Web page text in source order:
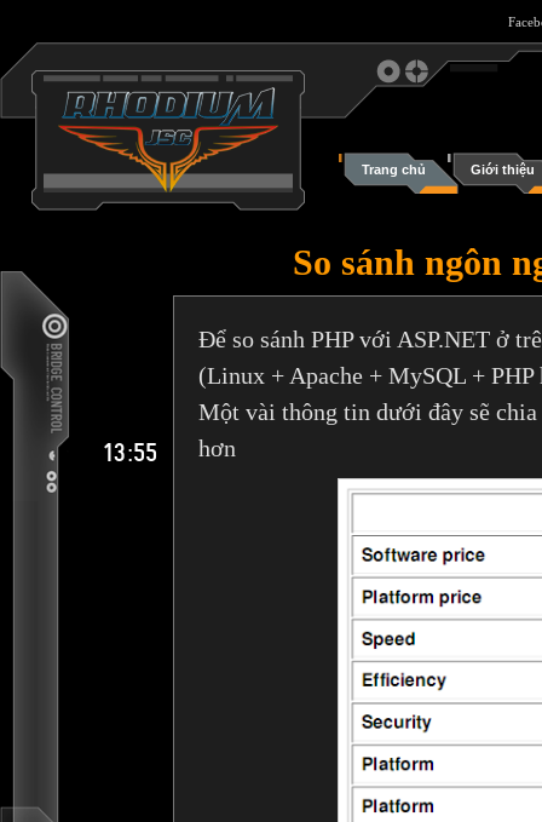
Trang chủ Giới thiệu
13:55
So sánh ngôn
Để so sánh PHP với ASP.NET ở
(Linux + Apache + MySQL +
Một vài thông tin dưới đây sẽ
hơn